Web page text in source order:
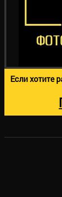
Если хотите